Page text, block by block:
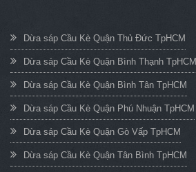
Dừa sáp Cầu Kè Quận Thủ Đức TpHCM
Dừa sáp Cầu Kè Quận Bình Thạnh TpHCM
Dừa sáp Cầu Kè Quận Bình Tân TpHCM
Dừa sáp Cầu Kè Quận Phú Nhuận TpHCM
Dừa sáp Cầu Kè Quận Gò Vấp TpHCM
Dừa sáp Cầu Kè Quận Tân Bình TpHCM